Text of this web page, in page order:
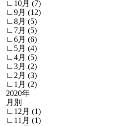
∟10月 (7)
∟9月 (12)
∟8月 (5)
∟7月 (5)
∟6月 (6)
∟5月 (4)
∟4月 (5)
∟3月 (2)
∟2月 (3)
∟1月 (2)
2020年
月別
∟12月 (1)
∟11月 (1)